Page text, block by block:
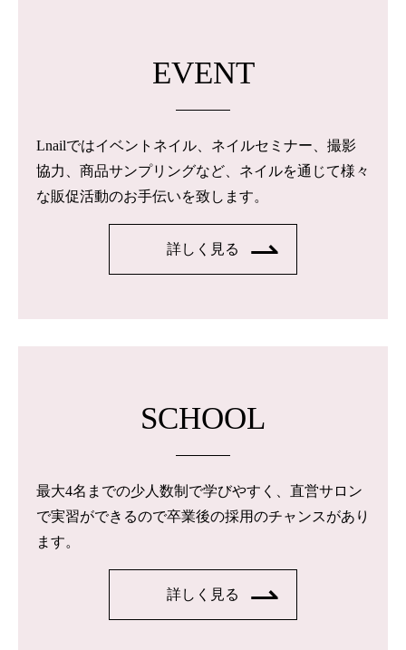
EVENT
Lnailではイベントネイル、ネイルセミナー、撮影
協力、商品サンプリングなど、ネイルを通じて様々
な販促活動のお手伝いを致します。
詳しく見る
SCHOOL
最大4名までの少人数制で学びやすく、直営サロン
で実習ができるので卒業後の採用のチャンスがあり
ます。
詳しく見る